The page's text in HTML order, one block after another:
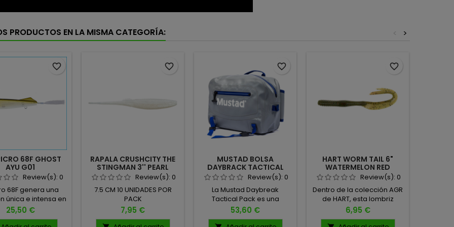
PRODUCTOS EN LA MISMA CATEGORÍA: >
<
68F GHOST
AYU G01
Review(s): 0
68F genera una
única e intensa en
basses, difícil de
como simple
Precio
25,50 €
favorite_border
RAPALA CRUSHCITY THE
STINGMAN 3'' PEARL
WHITE PWReview(s): 0
7.5 CM 10 UNIDADES POR
PACK
Precio
7,95 €
favorite_border
MUSTAD BOLSA
DAYBRACK TACTICAL
PACKReview(s): 0
La Mustad Daybreak
Tactical Pack es una
excelente opción para los
pescadores que buscan
Precio
53,60 €
favorite_border
HART WORM TAIL 6"
WATERMELON RED
Review(s): 0
Dentro de la colección AGR
de HART, esta lombriz
blanda está pensada para
esos días en los que los
Precio
6,95 €
favorite_border